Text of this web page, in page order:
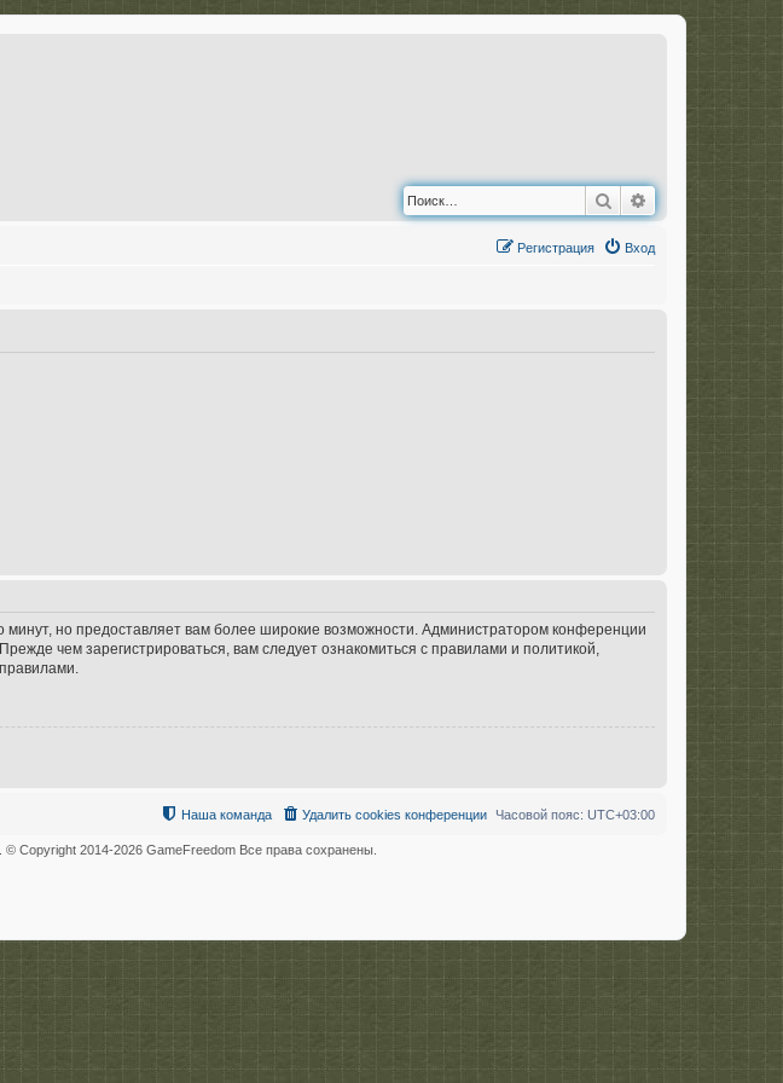
Поиск Расширенный
Вход
Регистрация
но предоставляет вам более широкие возможности. Администратором конференции
чем зарегистрироваться, вам следует ознакомиться с правилами и политикой,
Часовой пояс: UTC+03:00
Удалить cookies конференции
Наша команда
© Copyright 2014-2026 GameFreedom Все права сохранены.